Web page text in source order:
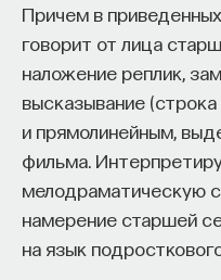
Причем в
говорит от лица
наложение реплик,
высказывание
и прямолинейным,
фильма.
мелодраматическую
намерение старшей
на язык